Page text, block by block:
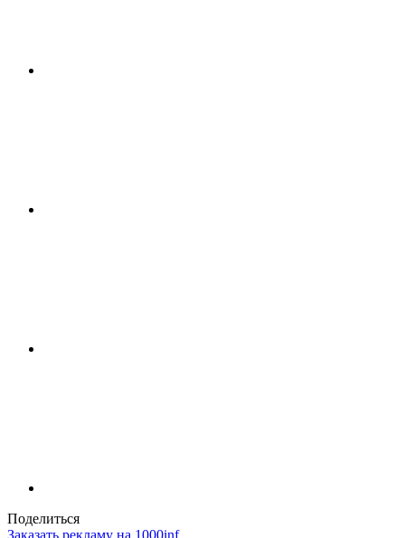
Поделиться